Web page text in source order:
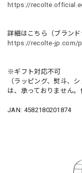
https://
詳細はこちら（ブランド
https://recolte-jp.com/
※ギフト対応不可
（ラッピング、熨斗、
は、承っておりません。
JAN: 4582180201874